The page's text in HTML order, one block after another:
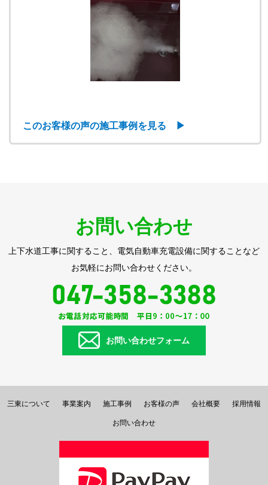
このお客様の声の施工事例を見る ▶
お問い合わせ
上下水道工事に関すること、電気自動車充電設備に関することなど
お気軽にお問い合わせください。
お問い合わせフォーム
三東について 事業案内 施工事例 お客様の声 会社概要 採用情報
お問い合わせ